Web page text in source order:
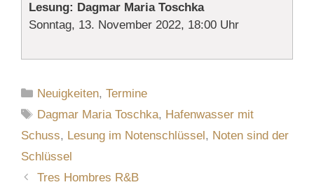
Lesung: Dagmar Maria Toschka
Sonntag, 13. November 2022, 18:00 Uhr
Kategorien
Neuigkeiten,Termine
Schlagwörter
Dagmar Maria Toschka, Hafenwasser mit
Schuss, Lesung im Notenschlüssel, Noten sind der
Schlüssel
Tres Hombres R&B